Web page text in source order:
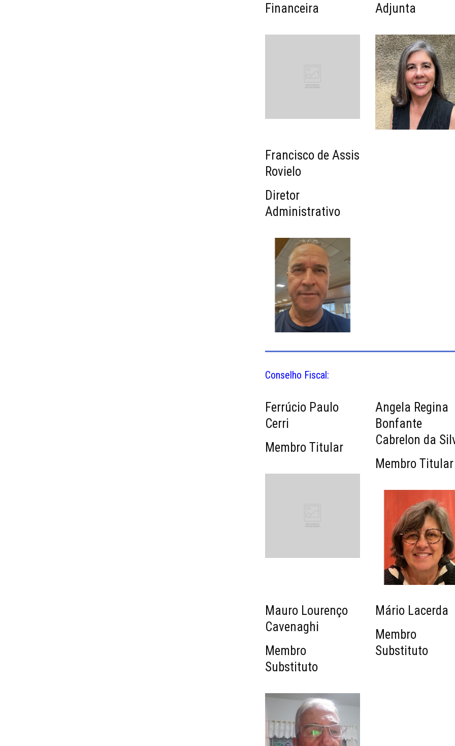
Financeira
Adjunta
Francisco de Assis
Rovielo
Diretor
Administrativo
Conselho Fiscal:
Ferrúcio Paulo
Cerri
Membro Titular
Angela Regina
Bonfante
Cabrelon da
Membro Titular
Mauro Lourenço
Cavenaghi
Membro
Substituto
Mário Lacerda
Membro
Substituto